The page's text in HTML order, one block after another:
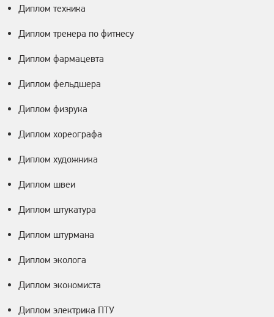
Диплом техника
Диплом тренера по фитнесу
Диплом фармацевта
Диплом фельдшера
Диплом физрука
Диплом хореографа
Диплом художника
Диплом швеи
Диплом штукатура
Диплом штурмана
Диплом эколога
Диплом экономиста
Диплом электрика ПТУ